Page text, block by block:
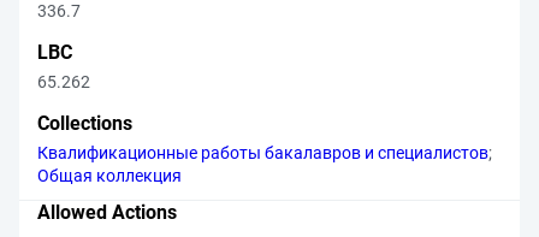
336.7
LBC
65.262
Collections
Квалификационные работы бакалавров и специалистов;
Общая коллекция
Allowed Actions